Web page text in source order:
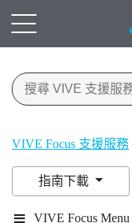
VIVE Focus 支援服務
指南下載
VIVE Focus Menu